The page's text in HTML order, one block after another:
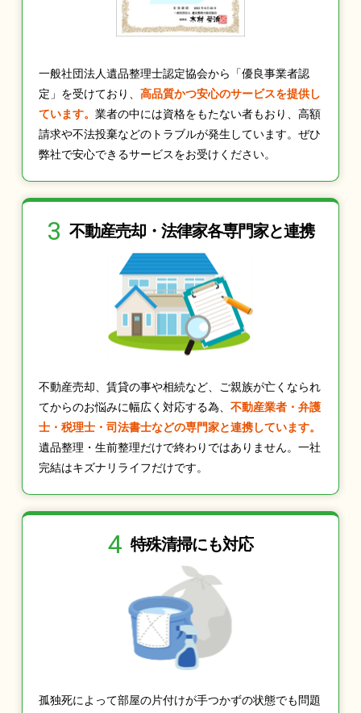
一般社団法人遺品整理士認定協会から「優良事業者認
定」を受けており、 高品質かつ安心のサービスを提供し
ています。 業者の中には資格をもたない者もおり、高額
請求や不法投棄などのトラブルが発生しています。ぜひ
弊社で安心できるサービスをお受けください。
3 不動産売却・法律家各専門家と連携
不動産売却、賃貸の事や相続など、ご親族が亡くなられ
てからのお悩みに幅広く対応する為、 不動産業者・弁護
士・税理士・司法書士などの専門家と連携しています。
遺品整理・生前整理だけで終わりではありません。一社
完結はキズナリライフだけです。
4 特殊清掃にも対応
孤独死によって部屋の片付けが手つかずの状態でも問題